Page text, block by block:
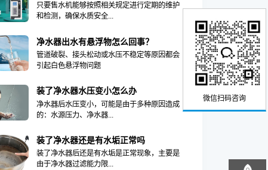
只要售水机能够按照相关规定进行定期的维护
和检测，确保水质安全...
净水器出水有悬浮物怎么回事？
管道破裂、接头松动或水压不稳定等原因都会
引起白色悬浮物问题
装了净水器水压变小怎么办
净水器后水压变小，可能是由于多种原因造成
的：水源压力、净水器...
装了净水器还是有水垢正常吗
装了净水器后还是有水垢是正常现象，主要是
由于净水器过滤能力限...
微信扫码咨询